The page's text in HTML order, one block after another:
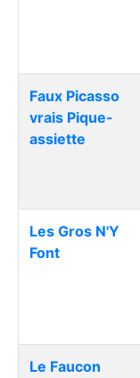
Faux Picasso
vrais Pique-
assiette
Les Gros N'Y
Font
Le Faucon